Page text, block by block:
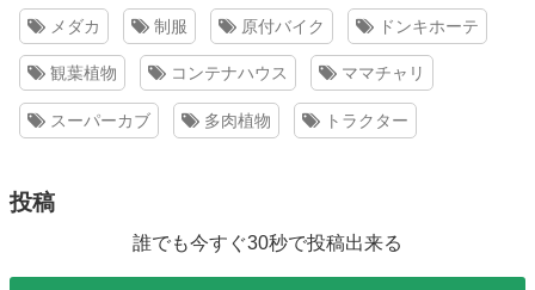
メダカ 制服 原付バイク ドンキホーテ
観葉植物 コンテナハウス ママチャリ
スーパーカブ 多肉植物 トラクター
投稿
誰でも今すぐ30秒で投稿出来る